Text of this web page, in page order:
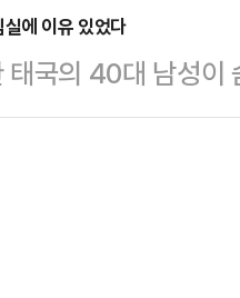
혔다.강 후보자는 "
올린다"며 "나를 믿
한 마…
홍콩 사우스차이
씨는 남자친구 장
근처를 자동차로
에 이유 있었다
태국의 40대 남성
이 놓여 있었다.지